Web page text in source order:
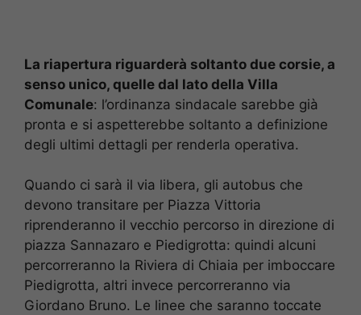
La riapertura riguarderà soltanto due corsie, a
senso unico, quelle dal lato della Villa
Comunale: l’ordinanza sindacale sarebbe già
pronta e si aspetterebbe soltanto a definizione
degli ultimi dettagli per renderla operativa.
Quando ci sarà il via libera, gli autobus che
devono transitare per Piazza Vittoria
riprenderanno il vecchio percorso in direzione di
piazza Sannazaro e Piedigrotta: quindi alcuni
percorreranno la Riviera di Chiaia per imboccare
Piedigrotta, altri invece percorreranno via
Giordano Bruno. Le linee che saranno toccate